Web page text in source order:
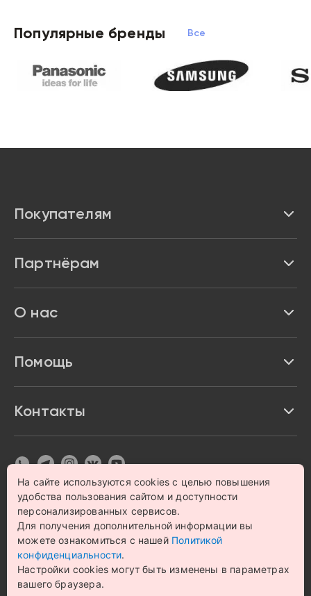
Популярные бренды Все бренды
Покупателям
Доставка и оплата
Возврат товара
Политика конфиденциальности
Партнёрам
О нас
Помощь
Карта сайта
Контакты
© 1993 – 2026 Магазин бытовой техники и электроники
«Impulse». Все права защищены.
Цена на сайте носит информационный характер и не
является публичной офертой
На сайте используются cookies с целью повышения
удобства пользования сайтом и доступности
персонализированных сервисов.
Для получения дополнительной информации вы
можете ознакомиться с нашей Политикой
конфиденциальности.
Настройки cookies могут быть изменены в параметрах
вашего браузера.